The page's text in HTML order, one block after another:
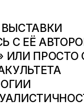
С ЕЁ
ПРОСТО